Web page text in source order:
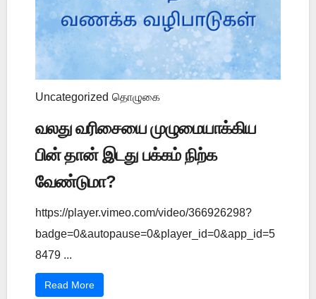
Uncategorized தொழுகை
வலது வரிசையை முழுமையாக்கிய
பின் தான் இடது பக்கம் நிற்க
வேண்டுமா?
https://player.vimeo.com/video/366926298?
badge=0&autopause=0&player_id=0&app_id=5
8479 ...
Read More